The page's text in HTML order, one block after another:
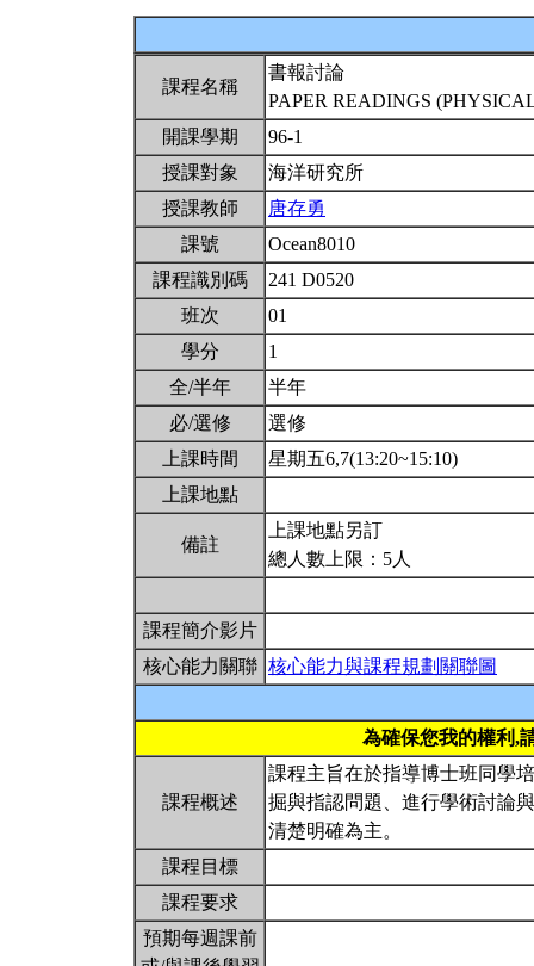
課程名稱
書報討論
PAPER READINGS
開課學期
96-1
授課對象
海洋研究所
授課教師
唐存勇
課號
Ocean8010
課程識別碼
241 D0520
班次
01
學分
1
全/半年
半年
必/選修
選修
上課時間
星期五6,7(13:20~15:10)
上課地點
備註
上課地點另訂
總人數上限：5人
課程簡介影片
核心能力關聯 核心能力與課程規劃關聯圖
為確保您我的權利,
課程概述
課程主旨在於指導博士班同學
掘與指認問題、進行學術討論
清楚明確為主。
課程目標
課程要求
預期每週課前